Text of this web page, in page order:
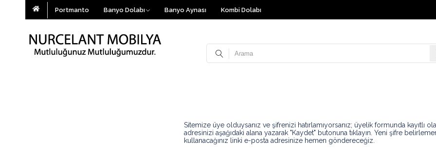
Portmanto Banyo Dolabı Banyo Aynası Kombi Dolabı
Sitemize üye olduysanız ve şifrenizi hatırlamıyorsanız; üyelik formunda kayıtlı
adresinizi aşağıdaki alana yazarak "Kaydet" butonuna tıklayın. Yeni şifre
kullanacağınız linki e-posta adresinize hemen göndereceğiz.